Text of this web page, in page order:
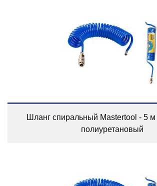
Шланг спиральный Mastertool - 5
полиуретановый